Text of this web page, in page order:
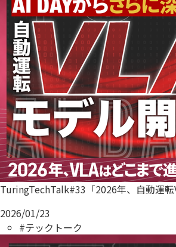
TuringTechTalk#33「2026年、自動運
2026/01/23
#テックトーク